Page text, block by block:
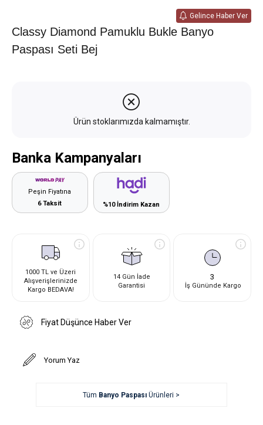
Gelince Haber Ver
Classy Diamond Pamuklu Bukle Banyo
Paspası Seti Bej
Ürün stoklarımızda kalmamıştır.
Banka Kampanyaları
Peşin Fiyatına
6 Taksit
%10 İndirim Kazan
1000 TL ve Üzeri
Alışverişlerinizde
Kargo BEDAVA!
14 Gün İade
Garantisi
3
İş Gününde Kargo
Fiyat Düşünce Haber Ver
Yorum Yaz
Tüm Banyo Paspası Ürünleri >